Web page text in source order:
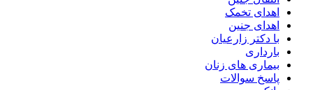
اهدای تخمک
اهدای جنین
با دکتر زارعیان
بارداری
بیماری های زنان
پاسخ سوالات